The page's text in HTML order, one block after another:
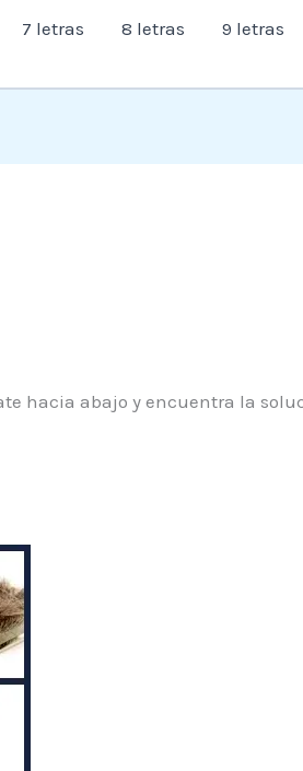
7 letras 8 letras 9 letras
hacia abajo y encuentra la